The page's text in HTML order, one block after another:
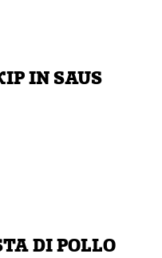
IN SAUS
DI POLLO